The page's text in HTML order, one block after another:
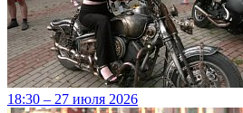
18:30 – 27 июля 2026